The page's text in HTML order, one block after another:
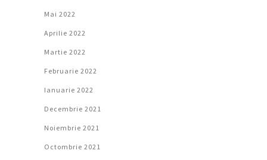
Mai 2022
Aprilie 2022
Martie 2022
Februarie 2022
Ianuarie 2022
Decembrie 2021
Noiembrie 2021
Octombrie 2021